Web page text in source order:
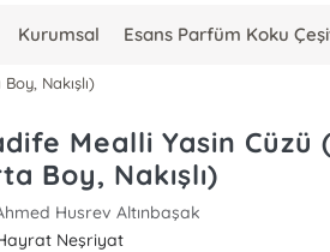
Kurumsal Esans Parfüm Koku
Nakışlı)
Mealli Yasin Cüzü
Boy, Nakışlı)
Husrev Altınbaşak
Neşriyat